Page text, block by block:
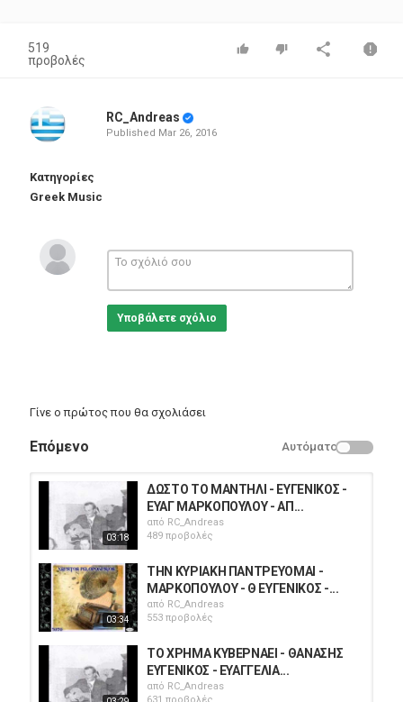
519
προβολές
RC_Andreas
Published Mar 26, 2016
Κατηγορίες
Greek Music
Υποβάλετε σχόλιο
Γίνε ο πρώτος που θα σχολιάσει
Επόμενο Αυτόματο
03:18
ΔΩΣΤΟ ΤΟ ΜΑΝΤΗΛΙ - ΕΥΓΕΝΙΚΟΣ -
ΕΥΑΓ ΜΑΡΚΟΠΟΥΛΟΥ - ΑΠ...
από RC_Andreas
489 προβολές
03:34
ΤΗΝ ΚΥΡΙΑΚΗ ΠΑΝΤΡΕΥΟΜΑΙ -
ΜΑΡΚΟΠΟΥΛΟΥ - Θ ΕΥΓΕΝΙΚΟΣ -...
από RC_Andreas
553 προβολές
ΤΟ ΧΡΗΜΑ ΚΥΒΕΡΝΑΕΙ - ΘΑΝΑΣΗΣ
ΕΥΓΕΝΙΚΟΣ - ΕΥΑΓΓΕΛΙΑ...
από RC_Andreas
631 προβολές